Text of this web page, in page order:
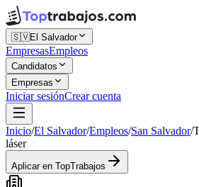
🇸🇻El Salvador
EmpresasEmpleos
Candidatos
Empresas
Iniciar sesiónCrear cuenta
Inicio/El Salvador/Empleos/San Salvador/
láser
Aplicar en TopTrabajos